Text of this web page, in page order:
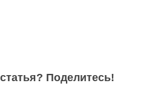
Поделитесь!